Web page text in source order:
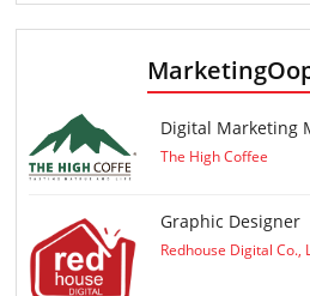
Digital Marketing
The High Coffee
Graphic Designer
Redhouse Digital Co.,